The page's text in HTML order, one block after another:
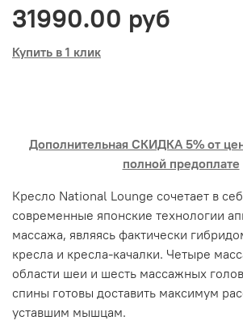
31990.00 руб
Купить в 1 клик
Дополнительная СКИДКА 5% от
полной предоплате
Кресло National Lounge сочетает в
современные японские технологии
массажа, являясь фактически
кресла и кресла-качалки. Четыре
области шеи и шесть массажных
спины готовы доставить максимум
уставшим мышцам.